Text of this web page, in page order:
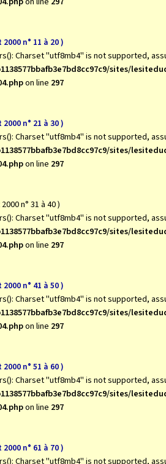
n° 11 à 20 )
Charset "utf8mb4" is not supported,
sites/
on line 297
n° 21 à 30 )
Charset "utf8mb4" is not supported,
sites/
on line 297
n° 31 à 40 )
Charset "utf8mb4" is not supported,
sites/
on line 297
n° 41 à 50 )
Charset "utf8mb4" is not supported,
sites/
on line 297
n° 51 à 60 )
Charset "utf8mb4" is not supported,
sites/
on line 297
n° 61 à 70 )
Charset "utf8mb4" is not supported,